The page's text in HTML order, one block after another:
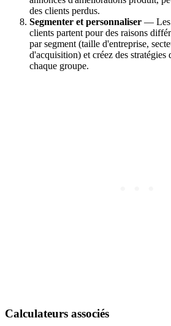
des clients perdus.
Segmenter et personnaliser — Les
clients partent pour des raisons
par segment (taille d'entreprise,
d'acquisition) et créez des
chaque groupe.
Calculateurs associés